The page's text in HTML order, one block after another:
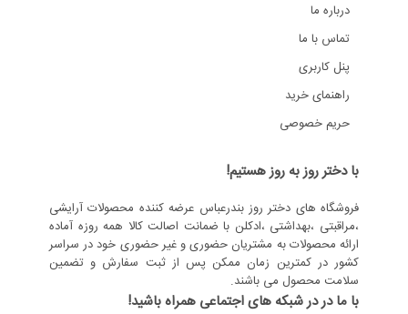
درباره ما
تماس با ما
پنل کاربری
راهنمای خرید
حریم خصوصی
با دختر روز به روز هستیم!
فروشگاه های دختر روز بندرعباس عرضه کننده محصولات آرایشی
،مراقبتی ،بهداشتی ،ادکلن با ضمانت اصالت کالا همه روزه آماده
ارائه محصولات به مشتریان حضوری و غیر حضوری خود در سراسر
کشور در کمترین زمان ممکن پس از ثبت سفارش و تضمین
سلامت محصول می باشند.
با ما در در شبکه های اجتماعی همراه باشید!